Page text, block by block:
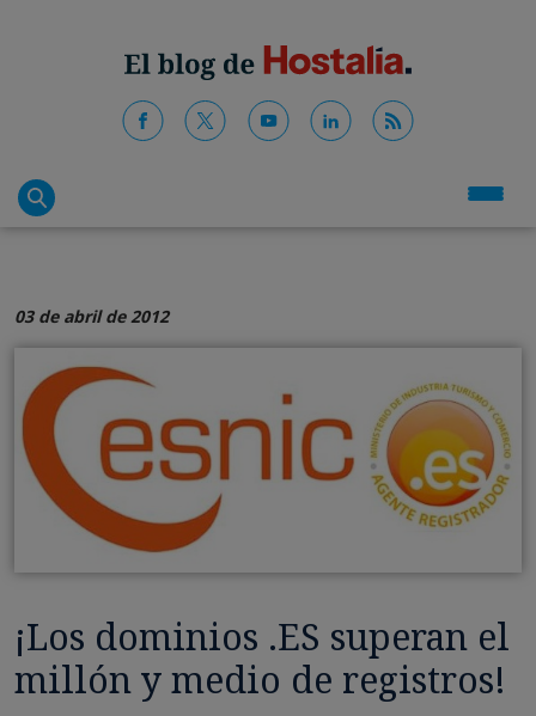
03 de abril de 2012
¡Los dominios .ES superan el
millón y medio de registros!